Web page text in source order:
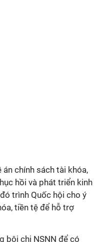
chính sách tài khóa,
hồi và phát triển kinh
trình Quốc hội cho ý
tiền tệ để hỗ trợ
bội chi NSNN để có